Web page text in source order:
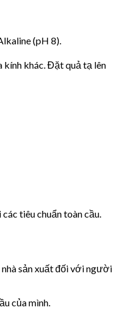
(pH 8).
kính khác. Đặt quả tạ lên
tiêu chuẩn toàn cầu.
sản xuất đối với người
của mình.